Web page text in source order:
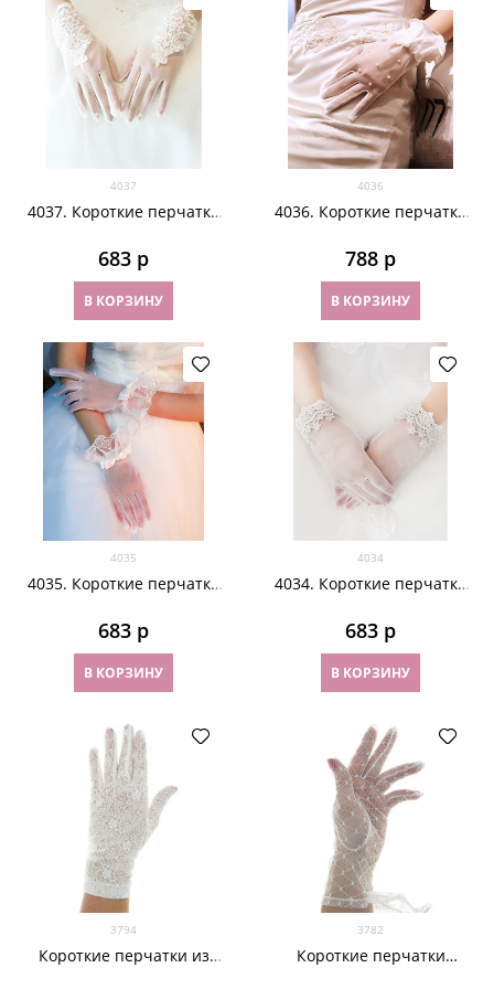
4037
4037. Короткие перчатки
683 р
В КОРЗИНУ
4036
4036. Короткие перчатки
788 р
В КОРЗИНУ
4035
4035. Короткие перчатки
683 р
В КОРЗИНУ
4034
4034. Короткие перчатки
Белые
683 р
В КОРЗИНУ
3794
Короткие перчатки из
3782
Короткие перчатки